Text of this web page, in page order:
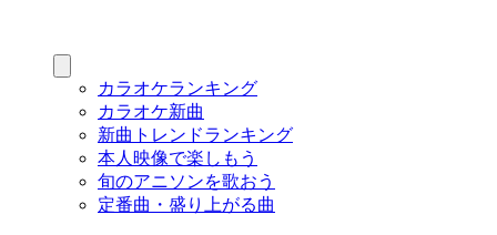
カラオケランキング
カラオケ新曲
新曲トレンドランキング
本人映像で楽しもう
旬のアニソンを歌おう
定番曲・盛り上がる曲